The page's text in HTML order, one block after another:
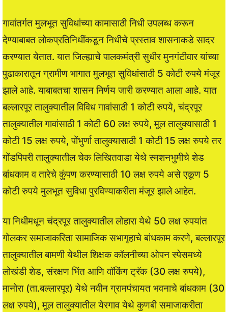
गावांतर्गत मुलभूत सुविधांच्या कामासाठी निधी उपलब्ध करून
देण्याबाबत लोकप्रतिनिधींकडून निधीचे प्रस्ताव शासनाकडे सादर
करण्यात येतात. यात जिल्ह्याचे पालकमंत्री सुधीर मुनगंटीवार यांच्या
पुढाकारातून ग्रामीण भागात मुलभूत सुविधांसाठी 5 कोटी रुपये मंजूर
झाले आहे. याबाबतचा शासन निर्णय जारी करण्यात आला आहे. यात
बल्लारपूर तालुक्यातील विविध गावांसाठी 1 कोटी रुपये, चंद्रपूर
तालुक्यातील गावांसाठी 1 कोटी 60 लक्ष रुपये, मूल तालुक्यासाठी 1
कोटी 15 लक्ष रुपये, पोंभुर्णा तालुक्यासाठी 1 कोटी 15 लक्ष रुपये तर
गोंडपिपरी तालुक्यातील चेक लिखितवाडा येथे स्मशनभुमीचे शेड
बांधकाम व तारेचे कुंपण करण्यासाठी 10 लक्ष रुपये असे एकूण 5
कोटी रुपये मुलभूत सुविधा पुरविण्याकरीता मंजूर झाले आहेत.
या निधीमधून चंद्रपूर तालुक्यातील लोहारा येथे 50 लक्ष रुपयांत
गोलकर समाजाकरिता सामाजिक सभागृहाचे बांधकाम करणे, बल्लारपूर
तालुक्यातील बामणी येथील शिक्षक कॉलनीच्या ओपन स्पेसमध्ये
लोखंडी शेड, संरक्षण भिंत आणि वॉकिंग ट्रॅक (30 लक्ष रुपये),
मानोरा (ता.बल्लारपूर) येथे नवीन ग्रामपंचायत भवनाचे बांधकाम (30
लक्ष रुपये), मूल तालुक्यातील येरगाव येथे कुणबी समाजाकरीता